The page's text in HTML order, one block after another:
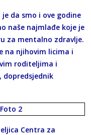
da smo i ove godine
naše najmlađe koje je
za mentalno zdravlje.
na njihovim licima i
roditeljima i
dopredsjednik
Centra za